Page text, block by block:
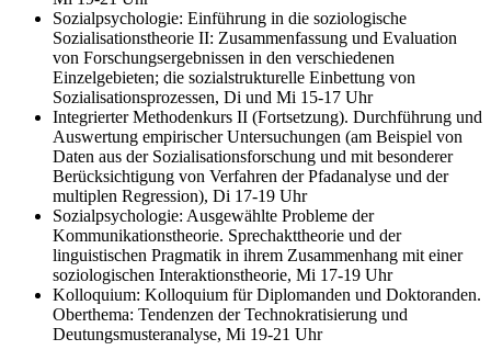
Sozialpsychologie: Einführung in die soziologische
Sozialisationstheorie II: Zusammenfassung und Evaluation
von Forschungsergebnissen in den verschiedenen
Einzelgebieten; die sozialstrukturelle Einbettung von
Sozialisationsprozessen, Di und Mi 15-17 Uhr
Integrierter Methodenkurs II (Fortsetzung). Durchführung und
Auswertung empirischer Untersuchungen (am Beispiel von
Daten aus der Sozialisationsforschung und mit besonderer
Berücksichtigung von Verfahren der Pfadanalyse und der
multiplen Regression), Di 17-19 Uhr
Sozialpsychologie: Ausgewählte Probleme der
Kommunikationstheorie. Sprechakttheorie und der
linguistischen Pragmatik in ihrem Zusammenhang mit einer
soziologischen Interaktionstheorie, Mi 17-19 Uhr
Kolloquium: Kolloquium für Diplomanden und Doktoranden.
Oberthema: Tendenzen der Technokratisierung und
Deutungsmusteranalyse, Mi 19-21 Uhr